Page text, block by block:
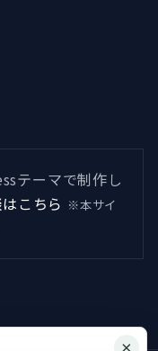
テーマで制作し
こちら ※本サイ